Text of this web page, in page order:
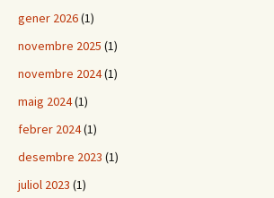
gener 2026(1)
novembre 2025 (1)
novembre 2024(1)
maig 2024(1)
febrer 2024(1)
desembre 2023 (1)
juliol 2023 (1)